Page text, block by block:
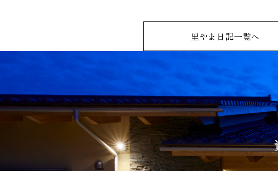
里やま日記一覧へ